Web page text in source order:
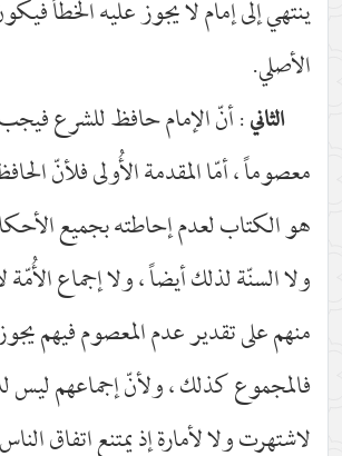
ينتهي إلى إمام لا يجوز عليه الخطأ
الأصلي.
الثاني: أنّ الإمام حافظ للشرع
معصوماً ، أمّا المقدمة الأُولى فلأنّ
هو الكتاب لعدم إحاطته بجميع
ولا السنّة لذلك أيضاً ، ولا إجماع
منهم على تقدير عدم المعصوم فيهم
فالمجموع كذلك ، ولأنّ إجماعهم ليس
لاشتهرت ولا لأمارة إذ يمتنع اتفاق